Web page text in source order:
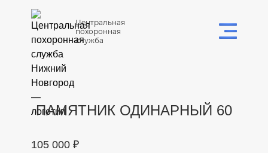
Центральная
похоронная
служба
ПАМЯТНИК ОДИНАРНЫЙ 60
105 000 ₽